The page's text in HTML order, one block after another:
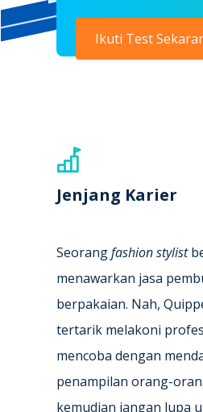
Ikuti Test
Jenjang Karier
Seorangfashion stylist
menawarkan jasa
berpakaian. Nah,
tertarik melakoni
mencoba dengan
penampilan orang-
kemudian jangan lupa